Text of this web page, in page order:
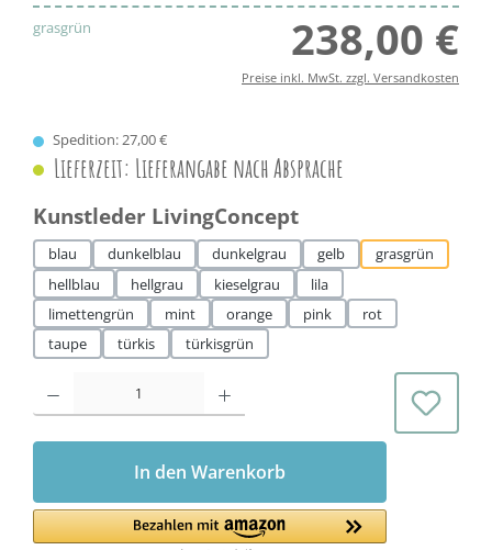
grasgrün 238,00 €
Preise inkl. MwSt. zzgl. Versandkosten
Spedition: 27,00 €
Lieferzeit: Lieferangabe nach Absprache
Kunstleder LivingConceptauswählen
blau dunkelblau dunkelgrau gelb
grasgrün
hellblau
hellgrau kieselgrau
lila
limettengrün
mint orange pink
rot
taupe
türkis türkisgrün
Produkt Anzahl: Gib den gewünschten Wert ein oder benutze die
In den Warenkorb